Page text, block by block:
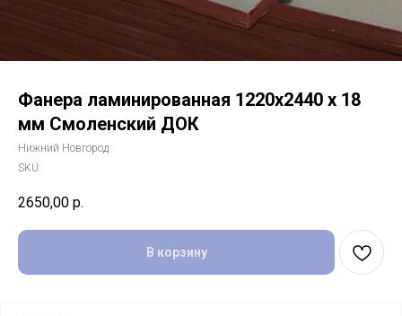
Фанера ламинированная 1220х2440 х 18
мм Смоленский ДОК
Нижний Новгород
SKU:
2650,00 р.
В корзину